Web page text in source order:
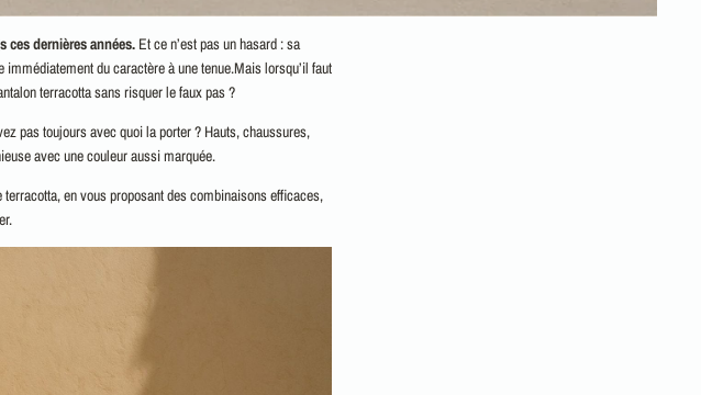
ces dernières années. Et ce n’est pas un hasard : sa
immédiatement du caractère à une tenue.Mais lorsqu’il faut
terracotta sans risquer le faux pas ?
pas toujours avec quoi la porter ? Hauts, chaussures,
avec une couleur aussi marquée.
en vous proposant des combinaisons efficaces,